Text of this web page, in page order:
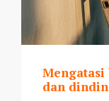
Mengatasi
dan